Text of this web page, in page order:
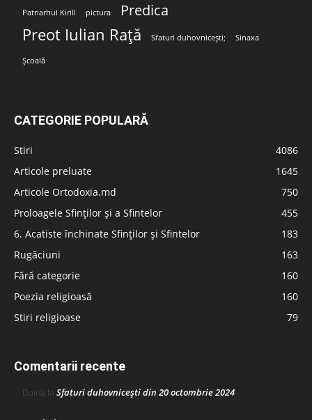
Patriarhul Kirill pictura Predica
Preot Iulian Rață Sfaturi duhovnicești; Sinaxa
Școală
CATEGORIE POPULARĂ
Stiri
4086
Articole preluate
1645
Articole Ortodoxia.md
750
Proloagele Sfinților și a Sfintelor
455
6. Acatiste închinate Sfinților și Sfintelor
183
Rugăciuni
163
Fără categorie
160
Poezia religioasă
160
Stiri religioase
79
Comentarii recente
Doina la Sfaturi duhovnicești din 20 octombrie 2024